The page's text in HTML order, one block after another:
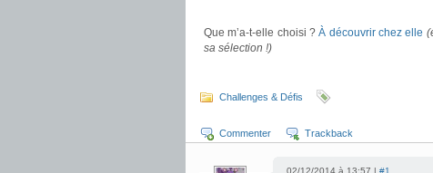
Que m’a-t-elle choisi ?À découvrir chez elle
sa sélection !)
Challenges & Défis
Commenter Trackback
02/12/2014 à 13:57 | #1